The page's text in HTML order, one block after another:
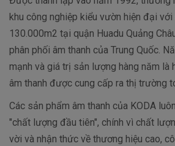
khu công nghiệp kiểu vườn hiện đại
130.000m2 tại quận Huadu Quảng
phân phối âm thanh của Trung Quốc.
mạnh và giá trị sản lượng hàng năm là
âm thanh được cung cấp ra thị trường
Các sản phẩm âm thanh của KODA
"chất lượng đầu tiên", chính vì chất
vời và nhận thức về thương hiệu cao,